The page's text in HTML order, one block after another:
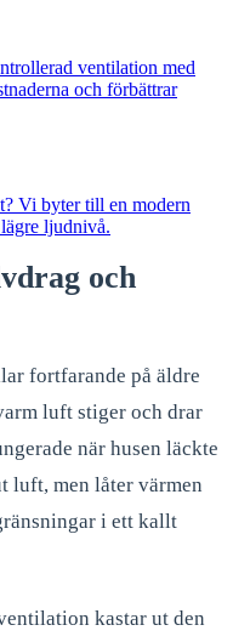
ventilation med
och förbättrar
Vi byter till en modern
ljudnivå.
och
fortfarande på äldre
luft stiger och drar
när husen läckte
luft, men låter värmen
i ett kallt
kastar ut den